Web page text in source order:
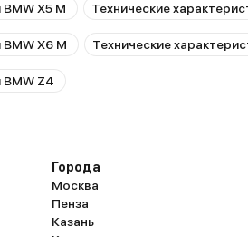
X5 M Технические
X6 M Технические
BMW Z4
Города
Москва
Пенза
Казань